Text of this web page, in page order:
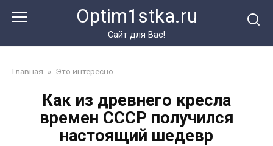
Optim1stka.ru
Сайт для Вас!
Главная » Это интересно
Как из древнего кресла
времен СССР получился
настоящий шедевр